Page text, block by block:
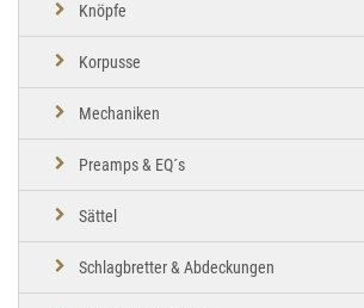
Knöpfe
Korpusse
Mechaniken
Preamps & EQ´s
Sättel
Schlagbretter & Abdeckungen